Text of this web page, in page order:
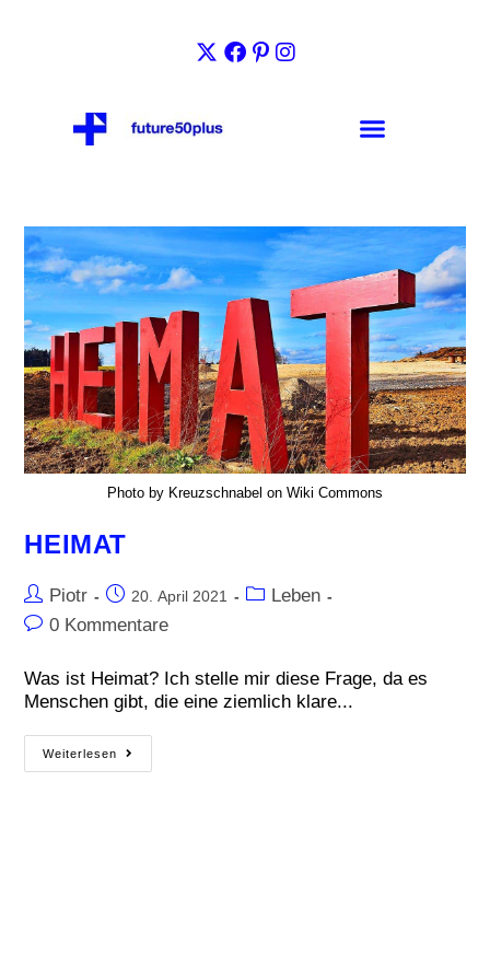
Photo by Kreuzschnabel on Wiki Commons
HEIMAT
Piotr 20. April 2021
Leben
0 Kommentare
Was ist Heimat? Ich stelle mir diese Frage, da es
Menschen gibt, die eine ziemlich klare...
Weiterlesen